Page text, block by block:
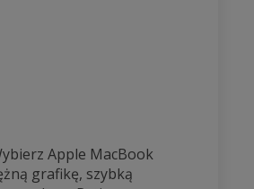
Apple MacBook
grafikę, szybką